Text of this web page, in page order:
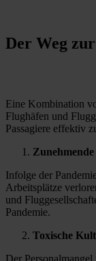
Der Weg
Eine Kombination
Flughäfen und
Passagiere effektiv
Infolge der
Arbeitsplätze
und
Pandemie.
Toxische